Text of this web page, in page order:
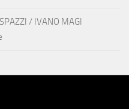
/ IVANO MAGI